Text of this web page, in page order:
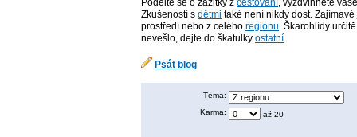
Podělte se o zážitky z cestování, vyzdvihněte vaše
Zkušeností s dětmi také není nikdy dost.
prostředí nebo z celého regionu. Škarohlídy
nevešlo, dejte do škatulky ostatní.
Psát blog
Téma:
Karma:
až 20